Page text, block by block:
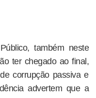
também neste
ter chegado ao final,
corrupção passiva e
advertem que a